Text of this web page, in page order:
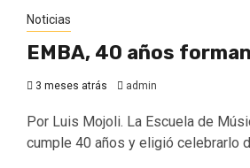
Noticias
EMBA, 40 años
3 meses atrás admin
Por Luis Mojoli. La Escuela de
cumple 40 años y eligió celebrarlo